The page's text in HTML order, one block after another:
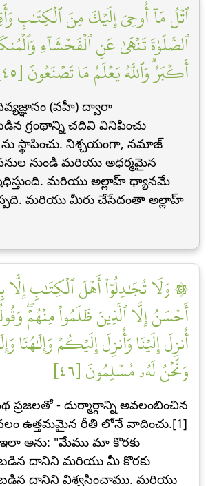
ٱتۡلُ مَآ أُوحِيَ إِلَيۡكَ مِنَ ٱلۡكِتَٰبِ
ٱلصَّلَوٰةَ تَنۡهَىٰ عَنِ ٱلۡفَحۡشَآءِ
أَكۡبَرُۗ وَٱللَّهُ يَعۡلَمُ مَا تَصۡنَعُونَ [٤٥]
(వహీ) ద్వారా
గ్రంథాన్ని చదివి వినిపించు
స్థాపించు. నిశ్చయంగా, నమాజ్
నుండి మరియు అధర్మమైన
మరియు అల్లాహ్ ధ్యానమే
మరియు మీరు చేసేదంతా అల్లాహ్
۞ وَلَا تُجَٰدِلُوٓاْ أَهۡلَ ٱلۡكِتَٰبِ إِلَّا
أَحۡسَنُ إِلَّا ٱلَّذِينَ ظَلَمُواْ مِنۡهُمۡۖ
أُنزِلَ إِلَيۡنَا وَأُنزِلَ إِلَيۡكُمۡ
وَنَحۡنُ لَهُۥ مُسۡلِمُونَ [٤٦]
ప్రజలతో - దుర్మార్గాన్ని అవలంబించిన
ఉత్తమమైన రీతి లోనే వాదించు.[1]
అను: "మేము మా కొరకు
దానిని మరియు మీ కొరకు
దానిని విశ్వసించాము. మరియు